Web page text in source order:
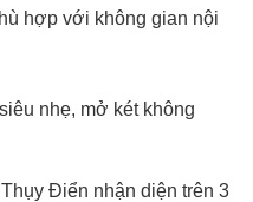
hợp với không gian nội
nhẹ, mở két không
Điển nhận diện trên 3